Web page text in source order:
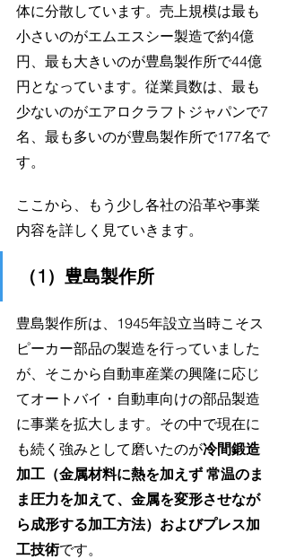
体に分散しています。売上規模は最も
小さいのがエムエスシー製造で約4億
円、最も大きいのが豊島製作所で44億
円となっています。従業員数は、最も
少ないのがエアロクラフトジャパンで7
名、最も多いのが豊島製作所で177名で
す。
ここから、もう少し各社の沿革や事業
内容を詳しく見ていきます。
（1）豊島製作所
豊島製作所は、1945年設立当時こそス
ピーカー部品の製造を行っていました
が、そこから自動車産業の興隆に応じ
てオートバイ・自動車向けの部品製造
に事業を拡大します。その中で現在に
も続く強みとして磨いたのが冷間鍛造
加工（金属材料に熱を加えず 常温のま
ま圧力を加えて、金属を変形させなが
ら成形する加工方法）およびプレス加
工技術です。